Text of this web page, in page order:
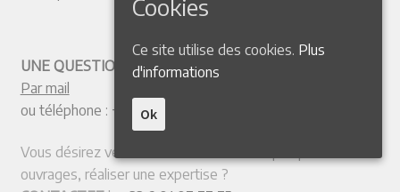
UNE QUESTION ? CONTACTEZ-NOUS
Par mail
ou téléphone : +33 4 50 38 77 20
Vous désirez vendre votre collection ou quelques
ouvrages, réaliser une expertise ?
Cookies
Ce site utilise des cookies. Plus
d'informations
Ok